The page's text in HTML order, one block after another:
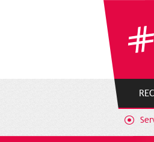
Gestion de vos préférences sur les